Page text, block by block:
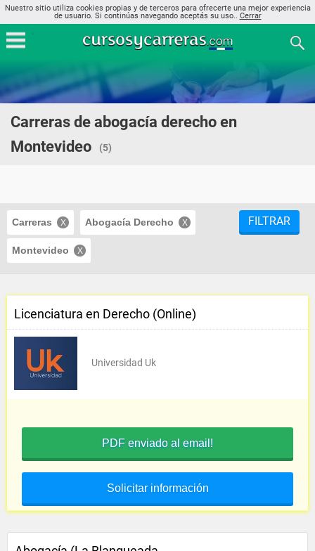
Nuestro sitio utiliza cookies propias y de terceros para ofrecerte una mejor experiencia
de usuario. Si continúas navegando aceptás su uso.. Cerrar
Carreras de abogacía derecho en
Montevideo
(5)
Carreras Abogacía Derecho
Montevideo
FILTRAR
Licenciatura en Derecho (Online)
Universidad Uk
PDF enviado al email!
Solicitar información